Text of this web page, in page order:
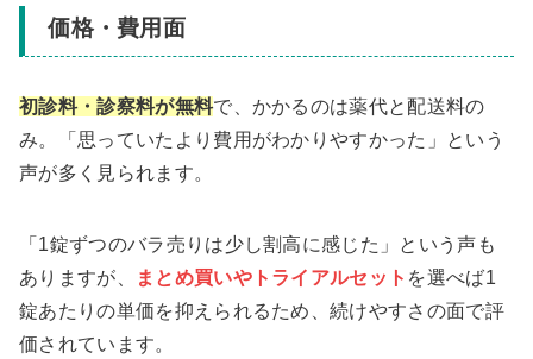
価格・費用面
初診料・診察料が無料で、かかるのは薬代と配送料の
み。「思っていたより費用がわかりやすかった」という
声が多く見られます。
「1錠ずつのバラ売りは少し割高に感じた」という声も
ありますが、
まとめ買いやトライアルセット を選べば1
錠あたりの単価を抑えられるため、続けやすさの面で評
価されています。